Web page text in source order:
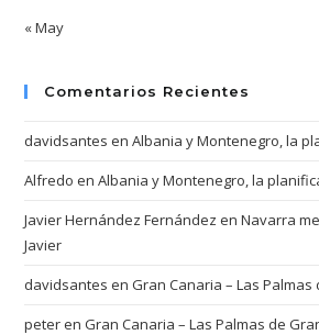
« May
Comentarios Recientes
davidsantes enAlbania y Montenegro, la
Alfredo enAlbania y Montenegro, la
Javier Hernández Fernández enNavarra
Javier
davidsantes enGran Canaria – Las Palmas
peterenGran Canaria – Las Palmas de